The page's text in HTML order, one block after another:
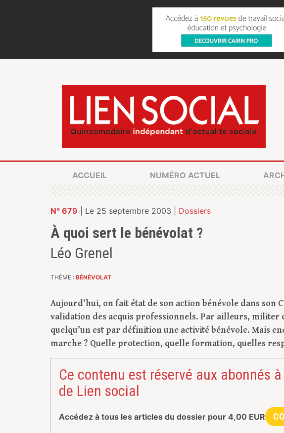
ACCUEIL NUMÉRO ACTUEL
N° 679 | Le 25 septembre 2003 | Dossiers
À quoi sert le bénévolat ?
Léo Grenel
THÈME : BÉNÉVOLAT
Aujourd’hui, on fait état de son action bénévole dans son
validation des acquis professionnels. Par ailleurs, militer
quelqu’un est par définition une activité bénévole. Mais
marche ? Quelle protection, quelle formation, quelles
Ce contenu est réservé aux abonnés
de Lien social
Accédez à tous les articles du dossier pour 4,00 EUR